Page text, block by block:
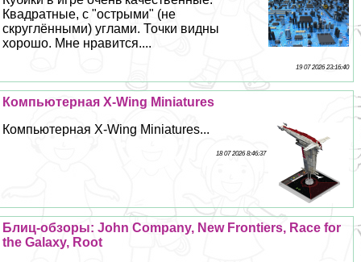
Квадратные, с "острыми" (не
скруглёнными) углами. Точки видны
хорошо. Мне нравится....
19 07 2026 23:16:40
Компьютерная X-Wing Miniatures
Компьютерная X-Wing Miniatures...
18 07 2026 8:46:37
Блиц-обзоры: John Company, New Frontiers, Race for
the Galaxy, Root